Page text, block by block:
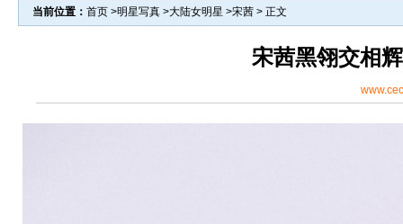
当前位置： 首页 >明星写真 >大陆女明星 >宋茜 > 正文
宋茜黑翎交相